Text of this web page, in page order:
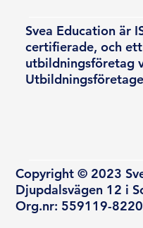
Svea Education är
certifierade, och
utbildningsföretag
Copyright © 2023
Djupdalsvägen 12 i
Org.nr: 559119-8220